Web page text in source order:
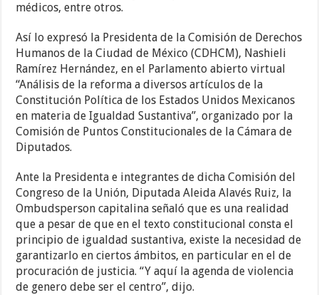
médicos, entre otros.
Así lo expresó la Presidenta de la Comisión de Derechos
Humanos de la Ciudad de México (CDHCM), Nashieli
Ramírez Hernández, en el Parlamento abierto virtual
“Análisis de la reforma a diversos artículos de la
Constitución Política de los Estados Unidos Mexicanos
en materia de Igualdad Sustantiva”, organizado por la
Comisión de Puntos Constitucionales de la Cámara de
Diputados.
Ante la Presidenta e integrantes de dicha Comisión del
Congreso de la Unión, Diputada Aleida Alavés Ruiz, la
Ombudsperson capitalina señaló que es una realidad
que a pesar de que en el texto constitucional consta el
principio de igualdad sustantiva, existe la necesidad de
garantizarlo en ciertos ámbitos, en particular en el de
procuración de justicia. “Y aquí la agenda de violencia
de genero debe ser el centro”, dijo.